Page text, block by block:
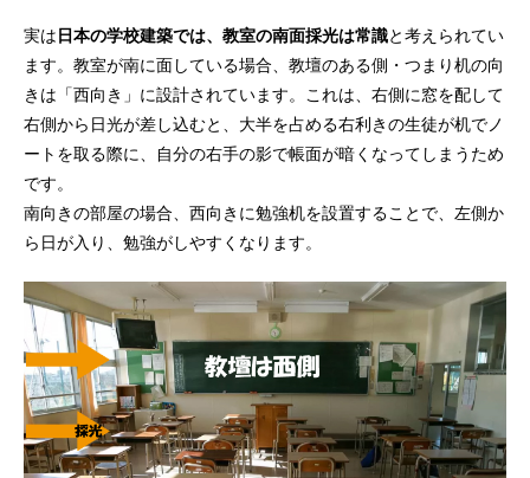
実は 日本の学校建築では、教室の南面採光は常識と考えられてい
ます。教室が南に面している場合、教壇のある側・つまり机の向
きは「西向き」に設計されています。これは、右側に窓を配して
右側から日光が差し込むと、大半を占める右利きの生徒が机でノ
ートを取る際に、自分の右手の影で帳面が暗くなってしまうため
です。
南向きの部屋の場合、西向きに勉強机を設置することで、左側か
ら日が入り、勉強がしやすくなります。